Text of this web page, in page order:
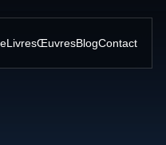
LivresŒuvresBlogContact